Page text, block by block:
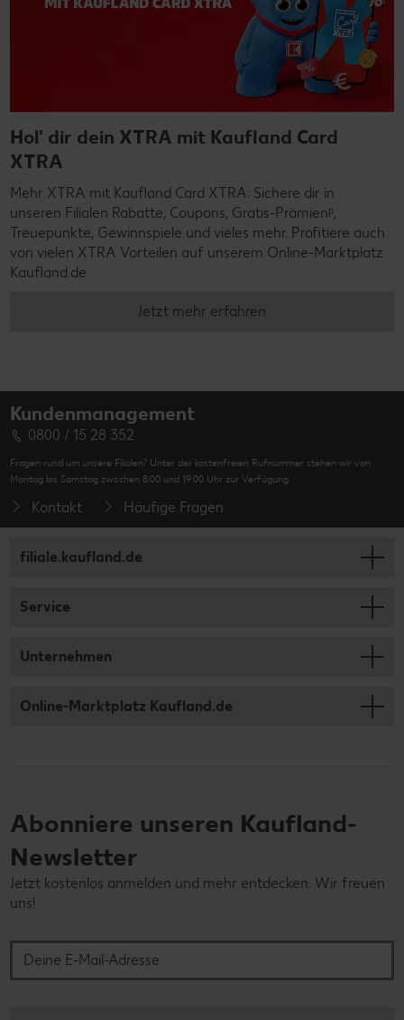
Hol' dir dein XTRA mit Kaufland Card
XTRA
Mehr XTRA mit Kaufland Card XTRA: Sichere dir in
unseren Filialen Rabatte, Coupons, Gratis-Prämienᵖ,
Treuepunkte, Gewinnspiele und vieles mehr. Profitiere auch
von vielen XTRA Vorteilen auf unserem Online-Marktplatz
Kaufland.de
Jetzt mehr erfahren
Kundenmanagement
0800 / 15 28 352
Fragen rund um unsere Filialen? Unter der kostenfreien Rufnummer stehen wir von
Montag bis Samstag zwischen 8:00 und 19:00 Uhr zur Verfügung.
Kontakt Häufige Fragen
filiale.kaufland.de
Service
Unternehmen
Online-Marktplatz Kaufland.de
Abonniere unseren Kaufland-
Newsletter
Jetzt kostenlos anmelden und mehr entdecken. Wir freuen
uns!